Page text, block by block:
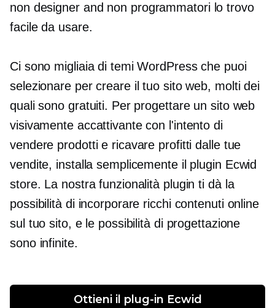
non designerand non programmatorilo trovo
facile da usare.
Ci sono migliaia di temi WordPress che puoi
selezionare per creare il tuo sito web, molti dei
quali sono gratuiti. Per progettare un sito web
visivamente accattivante con l'intento di
vendere prodotti e ricavare profitti dalle tue
vendite, installa semplicemente il plugin Ecwid
store. La nostra funzionalità plugin ti dà la
possibilità di incorporare ricchi contenuti online
sul tuo sito, e le possibilità di progettazione
sono infinite.
Ottieni il plug-in Ecwid